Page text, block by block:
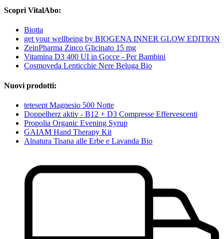
Scopri VitalAbo:
Biotta
get your wellbeing by BIOGENA INNER GLOW EDITION
ZeinPharma Zinco Glicinato 15 mg
Vitamina D3 400 UI in Gocce - Per Bambini
Cosmoveda Lenticchie Nere Beluga Bio
Nuovi prodotti:
tetesept Magnesio 500 Notte
Doppelherz aktiv - B12 + D3 Compresse Effervescenti
Propolia Organic Evening Syrup
GAIAM Hand Therapy Kit
Alnatura Tisana alle Erbe e Lavanda Bio